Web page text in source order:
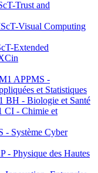
Trust and
Visual Computing
Extended
APPMS -
et Statistiques
- Biologie et Santé
- Chimie et
- Système Cyber
- Physique des Hautes